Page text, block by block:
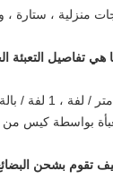
منزلية ، ستارة ،
بواسطة كيس من